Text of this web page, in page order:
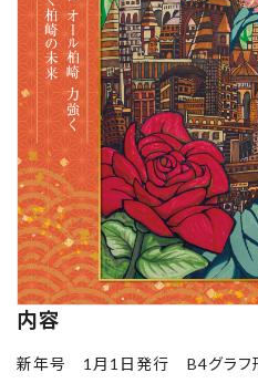
内容
新年号 1月1日発行 B4グラフ